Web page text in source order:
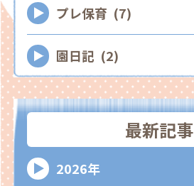
プレ保育 (7)
園日記 (2)
最新記事
2026年